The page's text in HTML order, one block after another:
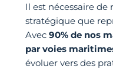
Il est nécessaire de
stratégique que
Avec 90% de nos
par voies
évoluer vers des